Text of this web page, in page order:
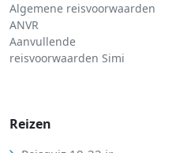
Algemene reisvoorwaarden
ANVR
Aanvullende
reisvoorwaarden Simi
Reizen